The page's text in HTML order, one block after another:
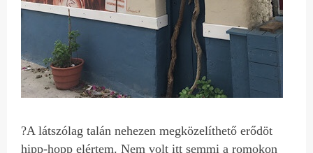
?A látszólag talán nehezen megközelíthető erődöt
hipp-hopp elértem. Nem volt itt semmi a romokon